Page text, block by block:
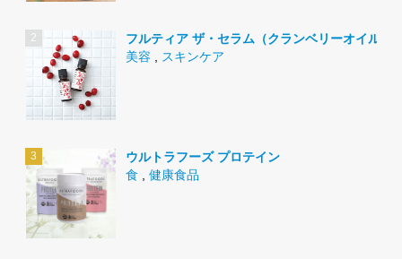
フルティア ザ・セラム（クランベリーオイル）
美容
スキンケア
ウルトラフーズ プロテイン
食
健康食品